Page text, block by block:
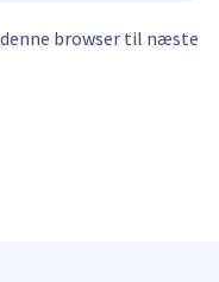
browser til næste